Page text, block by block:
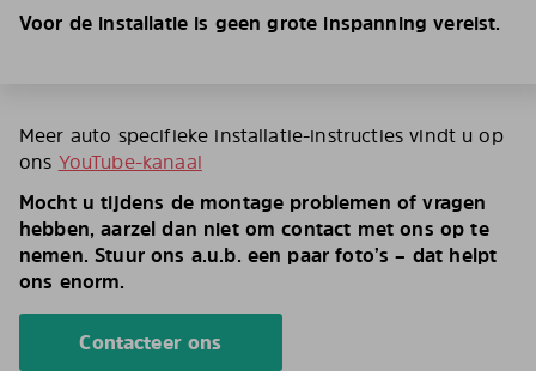
Voor de installatie is geen grote inspanning vereist.
Meer auto specifieke installatie-instructies vindt u op
ons YouTube-kanaal
Mocht u tijdens de montage problemen of vragen
hebben, aarzel dan niet om contact met ons op te
nemen. Stuur ons a.u.b. een paar foto’s – dat helpt
ons enorm.
Contacteer ons